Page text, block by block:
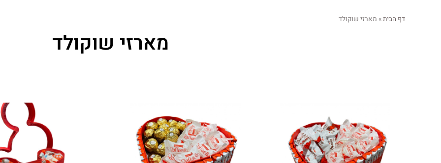
דף הבית» מארזי שוקולד
מארזי שוקולד